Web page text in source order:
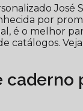
José
por
é o melhor
catálogos.